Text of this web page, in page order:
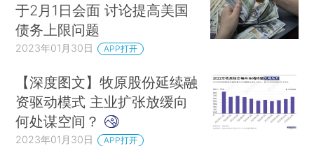
于2月1日会面 讨论提高美国
债务上限问题
2023年01月30日 APP打开
【深度图文】牧原股份延续融
资驱动模式 主业扩张放缓向
何处谋空间？
2023年01月30日 APP打开